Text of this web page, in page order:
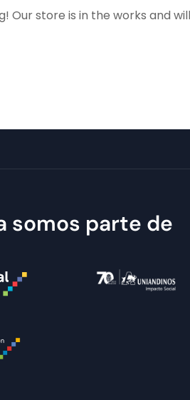
Our store is in the works and
somos parte de